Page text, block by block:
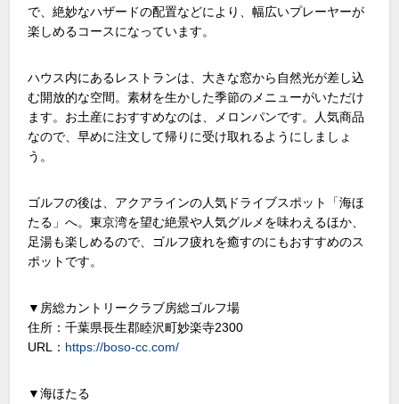
で、絶妙なハザードの配置などにより、幅広いプレーヤーが
楽しめるコースになっています。
ハウス内にあるレストランは、大きな窓から自然光が差し込
む開放的な空間。素材を生かした季節のメニューがいただけ
ます。お土産におすすめなのは、メロンパンです。人気商品
なので、早めに注文して帰りに受け取れるようにしましょ
う。
ゴルフの後は、アクアラインの人気ドライブスポット「海ほ
たる」へ。東京湾を望む絶景や人気グルメを味わえるほか、
足湯も楽しめるので、ゴルフ疲れを癒すのにもおすすめのス
ポットです。
▼房総カントリークラブ房総ゴルフ場
住所：千葉県長生郡睦沢町妙楽寺2300
URL： https://boso-cc.com/
▼海ほたる